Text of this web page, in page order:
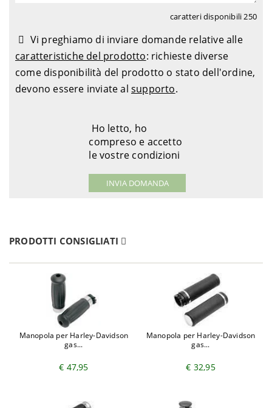
caratteri disponibili250
Vi preghiamo di inviare domande relative alle
caratteristiche del prodotto: richieste diverse
come disponibilità del prodotto o stato dell'ordine,
devono essere inviate al supporto.
Ho letto, ho
compreso e accetto
le vostre condizioni
PRODOTTI CONSIGLIATI
Manopola per Harley-Davidson
gas...
€ 47,95
Manopola per Harley-Davidson
gas...
€ 32,95